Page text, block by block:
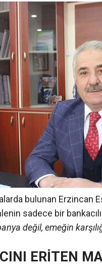
bulunan Erzincan
sadece bir
değil, emeğin
ERİTEN